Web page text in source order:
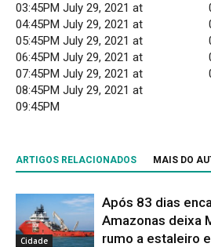
03:45PM July 29, 2021 at
04:45PM July 29, 2021 at
05:45PM July 29, 2021 at
06:45PM July 29, 2021 at
07:45PM July 29, 2021 at
08:45PM July 29, 2021 at
09:45PM
ARTIGOS RELACIONADOS MAIS DO
Cidade
Após 83 dias
Amazonas deixa
rumo a estaleiro